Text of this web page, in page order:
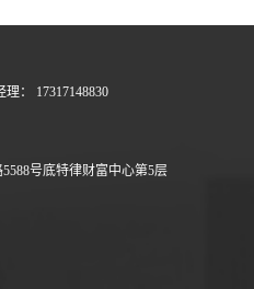
： 17317148830
号底特律财富中心第5层